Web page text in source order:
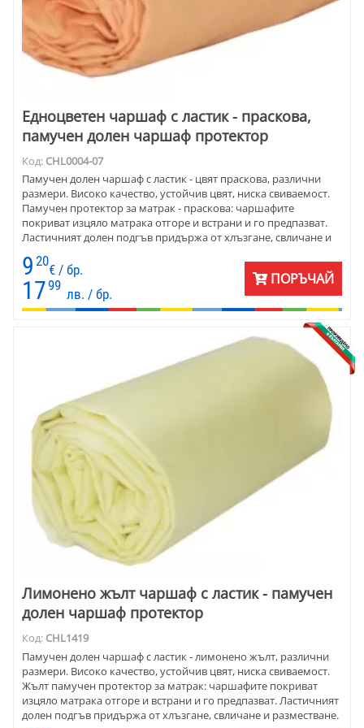
Едноцветен чаршаф с ластик - праскова,
памучен долен чаршаф протектор
Код: CHL0004-07
Памучен долен чаршаф с ластик - цвят праскова, различни
размери. Високо качество, устойчив цвят, ниска свиваемост.
Памучен протектор за матрак - праскова: чаршафите
покриват изцяло матрака отгоре и встрани и го предпазват.
Ластичният долен подгъв придържа от хлъзгане, свличане и
9 20
€ / бр.
1799
лв. / бр.
ПОРЪЧАЙ
Лимонено жълт чаршаф с ластик - памучен
долен чаршаф протектор
Код: CHL1419
Памучен долен чаршаф с ластик - лимонено жълт, различни
размери. Високо качество, устойчив цвят, ниска свиваемост.
Жълт памучен протектор за матрак: чаршафите покриват
изцяло матрака отгоре и встрани и го предпазват. Ластичният
долен подгъв придържа от хлъзгане, свличане и разместване.